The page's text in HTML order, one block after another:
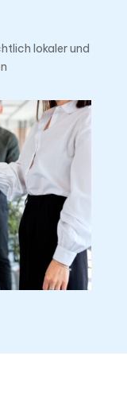
lokaler und